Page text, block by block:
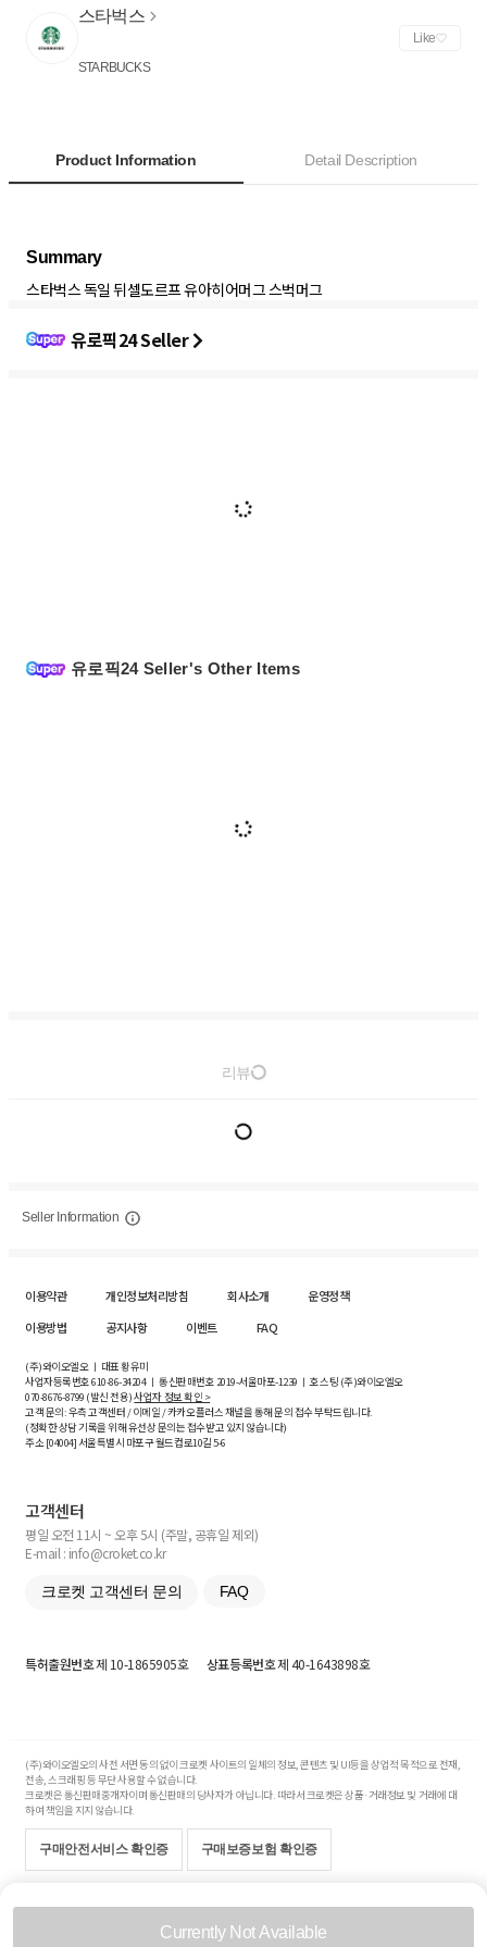
스타벅스
STARBUCKS
Like
Currently Not Available
Product Information Detail Description
Summary
스타벅스 독일 뒤셀도르프 유아히어머그 스벅머그
유로픽24 Seller
유로픽24 Seller's Other Items
리뷰
Seller Information
이용약관 개인정보처리방침 회사소개
운영정책
이용방법
공지사항 이벤트 FAQ
(주)와이오엘오 ㅣ 대표 황유미
사업자등록번호610-86-34204ㅣ 통신판매번호 2019-서울마포-1239 ㅣ 호스팅 (주)와이오엘오
070-8676-8799 (발신 전용)사업자 정보 확인 >
고객 문의: 우측 고객센터 / 이메일 / 카카오플러스 채널을 통해 문의 접수 부탁드립니다.
(정확한 상담 기록을 위해 유선상 문의는 접수받고 있지 않습니다)
주소 [04004] 서울특별시 마포구 월드컵로10길5-6
고객센터
평일 오전 11시 ~ 오후 5시 (주말, 공휴일 제외)
E-mail : info@croket.co.kr
크로켓 고객센터 문의 FAQ
특허출원번호제 10-1865905호 상표등록번호제 40-1643898호
(주)와이오엘오의 사전 서면 동의 없이 크로켓 사이트의 일체의 정보, 콘텐츠 및 UI등을 상업적 목적으로 전재,
전송, 스크래핑 등 무단 사용할 수 없습니다.
크로켓은 통신판매중개자이며 통신판매의 당사자가 아닙니다. 따라서 크로켓은 상품·거래정보 및 거래에 대
하여 책임을 지지 않습니다.
구매안전서비스 확인증 구매보증보험 확인증